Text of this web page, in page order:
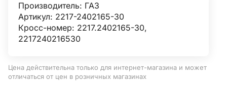
Производитель: ГАЗ
Артикул: 2217-2402165-30
Кросс-номер: 2217.2402165-30,
2217240216530
Цена действительна только для интернет-магазина и может
отличаться от цен в розничных магазинах